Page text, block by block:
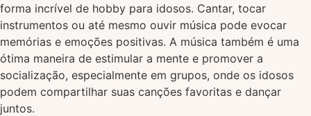
forma incrível de hobby para idosos. Cantar, tocar
instrumentos ou até mesmo ouvir música pode evocar
memórias e emoções positivas. A música também é uma
ótima maneira de estimular a mente e promover a
socialização, especialmente em grupos, onde os idosos
podem compartilhar suas canções favoritas e dançar
juntos.